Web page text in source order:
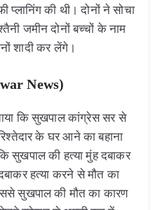
की थी। दोनों ने सोचा
जमीन दोनों बच्चों के नाम
शादी कर लेंगे।
News)
कि सुखपाल कांग्रेस सर से
के घर आने का बहाना
सुखपाल की हत्या मुंह दबाकर
हत्या करने से मौत का
सुखपाल की मौत का कारण